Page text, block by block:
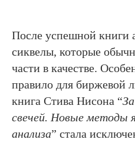
После успешной книги
сиквелы, которые
части в качестве.
правило для биржевой
книга Стива Нисона “
свечей. Новые методы
анализа” стала